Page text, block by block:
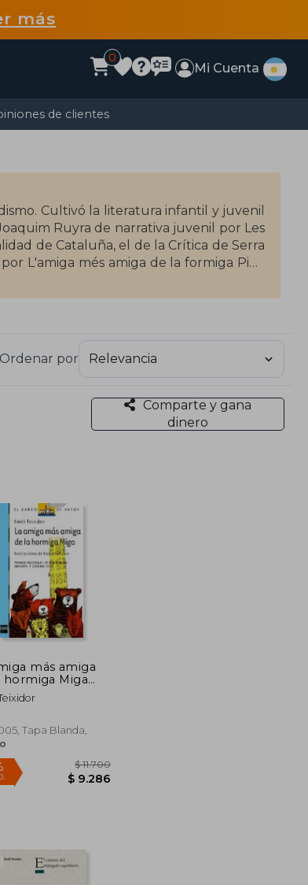
más
0
Mi Cuenta
de clientes
Cultivó la literatura infantil y juvenil
Ruyra de narrativa juvenil por Les
de Cataluña, el de la Crítica de Serra
L'amiga més amiga de la formiga Piga
en castellano como Marcabrú y la
Ruipérez entre las 100 obras de
Ordenar por
Comparte y gana
dinero
más amiga
hormiga Miga
de Vapor Azul)
Tapa Blanda,
21%
dcto.